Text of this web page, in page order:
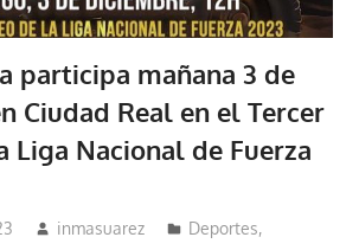
participa mañana 3 de
Ciudad Real en el Tercer
Liga Nacional de Fuerza
inmasuarez Deportes,